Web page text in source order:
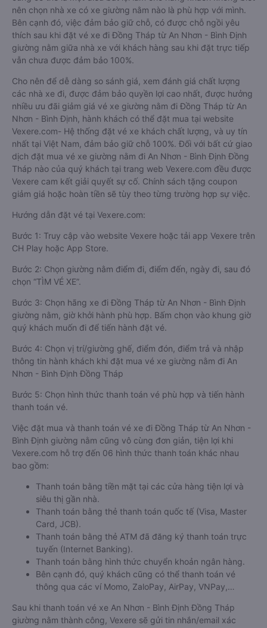
nên chọn nhà xe có xe giường nằm nào là phù hợp với mình.
Bên cạnh đó, việc đảm bảo giữ chỗ, có được chỗ ngồi yêu
thích sau khi đặt vé xe đi Đồng Tháp từ An Nhơn - Bình Định
giường nằm giữa nhà xe với khách hàng sau khi đặt trực tiếp
vẫn chưa được đảm bảo 100%.
Cho nên để dễ dàng so sánh giá, xem đánh giá chất lượng
các nhà xe đi, được đảm bảo quyền lợi cao nhất, được hưởng
nhiều ưu đãi giảm giá vé xe giường nằm đi Đồng Tháp từ An
Nhơn - Bình Định, hành khách có thể đặt mua tại website
Vexere.com- Hệ thống đặt vé xe khách chất lượng, và uy tín
nhất tại Việt Nam, đảm bảo giữ chỗ 100%. Đối với bất cứ giao
dịch đặt mua vé xe giường nằm đi An Nhơn - Bình Định Đồng
Tháp nào của quý khách tại trang web Vexere.com đều được
Vexere cam kết giải quyết sự cố. Chính sách tặng coupon
giảm giá hoặc hoàn tiền sẽ tùy theo từng trường hợp sự việc.
Hướng dẫn đặt vé tại Vexere.com:
Bước 1: Truy cập vào website Vexere hoặc tải app Vexere trên
CH Play hoặc App Store.
Bước 2: Chọn giường nằm điểm đi, điểm đến, ngày đi, sau đó
chọn “TÌM VÉ XE”.
Bước 3: Chọn hãng xe đi Đồng Tháp từ An Nhơn - Bình Định
giường nằm, giờ khởi hành phù hợp. Bấm chọn vào khung giờ
quý khách muốn đi để tiến hành đặt vé.
Bước 4: Chọn vị trí/giường ghế, điểm đón, điểm trả và nhập
thông tin hành khách khi đặt mua vé xe giường nằm đi An
Nhơn - Bình Định Đồng Tháp
Bước 5: Chọn hình thức thanh toán vé phù hợp và tiến hành
thanh toán vé.
Việc đặt mua và thanh toán vé xe đi Đồng Tháp từ An Nhơn -
Bình Định giường nằm cũng vô cùng đơn giản, tiện lợi khi
Vexere.com hỗ trợ đến 06 hình thức thanh toán khác nhau
bao gồm:
Thanh toán bằng tiền mặt tại các cửa hàng tiện lợi và
siêu thị gần nhà.
Thanh toán bằng thẻ thanh toán quốc tế (Visa, Master
Card, JCB).
Thanh toán bằng thẻ ATM đã đăng ký thanh toán trực
tuyến (Internet Banking).
Thanh toán bằng hình thức chuyển khoản ngân hàng.
Bên cạnh đó, quý khách cũng có thể thanh toán vé
thông qua các ví Momo, ZaloPay, AirPay, VNPay,…
Sau khi thanh toán vé xe An Nhơn - Bình Định Đồng Tháp
giường nằm thành công, Vexere sẽ gửi tin nhắn/email xác